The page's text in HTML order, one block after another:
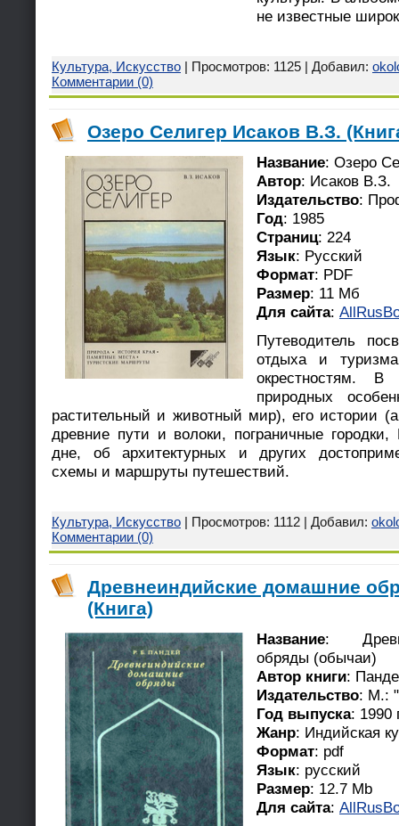
не известные
Культура, Искусство | Просмотров: 1125 | Добавил:
Комментарии (0)
Озеро Селигер Исаков В.З.
Название: Озеро
Автор: Исаков В.З.
Издательство:
Год: 1985
Страниц: 224
Язык: Русский
Формат: PDF
Размер: 11 Мб
Для сайта:
Путеводитель
отдыха и
окрестностям. В
природных
растительный и животный мир), его истории
древние пути и волоки, пограничные городки,
дне, об архитектурных и других
схемы и маршруты путешествий.
Культура, Искусство | Просмотров: 1112 | Добавил:
Комментарии (0)
Древнеиндийские домашние
(Книга)
Название:
обряды (обычаи)
Автор книги:
Издательство: М.:
Год выпуска: 1990
Жанр: Индийская
Формат: pdf
Язык: русский
Размер: 12.7 Mb
Для сайта: